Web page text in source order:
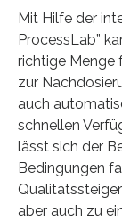
Mit Hilfe der
ProcessLab”
richtige Menge
zur
auch
schnellen
lässt sich der
Bedingungen
aber auch zu